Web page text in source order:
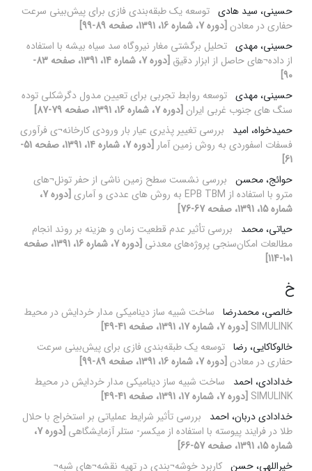
حسینی، سید هادی توسعه یک طبقه‌بندی فازی برای پیش‌بینی سرعت
حفاری در معادن [دوره 7، شماره 16، 1391، صفحه 89-99]
حسینی، مهدی تحلیل برگشتی مغار نیروگاه سد سیاه بیشه با استفاده
از داده¬های حاصل از ابزار دقیق
[دوره 7، شماره 14، 1391، صفحه 83-
90]
حسینی، مهدی توسعه روابط تجربی برای تعیین مدول دگرشکلی توده
سنگ های جنوب غربی ایران [دوره 7، شماره 16، 1391، صفحه 79-87]
حمیدخواه، امید
بررسی تغییر پذیری عیار بار ورودی کارخانه¬ی فرآوری
فسفات اسفوردی به روش زمین آمار
[دوره 7، شماره 14، 1391، صفحه 51-
61]
حوائج، محسن بررسی نشست سطح زمین ناشی از حفر تونل¬های
مترو با استفاده از EPB TBM به روش های عددی و آماری
[دوره 7،
شماره 15، 1391، صفحه 67-76]
حیاتی، محمد
بررسی تأثیر عدم قطعیت‌ زمان و هزینه بر روند انجام
مطالعات امکان‌سنجی پروژه‌های معدنی
[دوره 7، شماره 16، 1391، صفحه
101-114]
خ
خالصی، محمدرضا ساخت شبیه ساز دینامیکی مدار خردایش در محیط
SIMULINK [دوره 7، شماره 17، 1391، صفحه 41-49]
خالوکاکایی، رضا توسعه یک طبقه‌بندی فازی برای پیش‌بینی سرعت
حفاری در معادن [دوره 7، شماره 16، 1391، صفحه 89-99]
خدادادی، احمد
ساخت شبیه ساز دینامیکی مدار خردایش در محیط
SIMULINK [دوره 7، شماره 17، 1391، صفحه 41-49]
خدادادی دربان، احمد
بررسی تأثیر شرایط عملیاتی بر استخراج با حلال
طلا در فرایند پیوسته با استفاده از میکسر- ستلر آزمایشگاهی
[دوره 7،
شماره 15، 1391، صفحه 57-66]
خیراللهی، حسن کاربرد خوشه¬بندی در تهیه نقشه¬های شبه¬